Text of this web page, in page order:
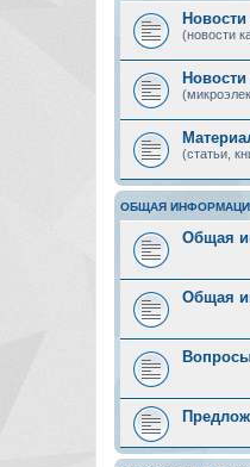
(новости
Новости
(статьи,
ОБЩАЯ
Общая
Общая